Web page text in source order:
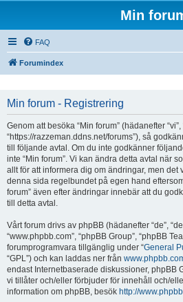
Min
FAQ
Forumindex
Min forum - Registrering
Genom att besöka “Min forum” (hädanefter “vi”,
“https://razzeman.ddns.net/forums”), så
till följande avtal. Om du inte godkänner
inte “Min forum”. Vi kan ändra detta avtal när
allt för att informera dig om ändringar, men det
denna sida regelbundet på egen hand
forum” även efter ändringar innebär att du
till detta avtal.
Vårt forum drivs av phpBB (hädanefter “de”,
“www.phpbb.com”, “phpBB Group”, “phpBB
forumprogramvara tillgänglig under “General
“GPL”) och kan laddas ner från
endast Internetbaserade diskussioner, phpBB
vi tillåter och/eller förbjuder för innehåll och/
information om phpBB, besök http://